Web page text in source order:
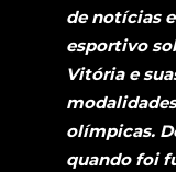
de notícias
esportivo
Vitória e
olímpicas.
quando foi